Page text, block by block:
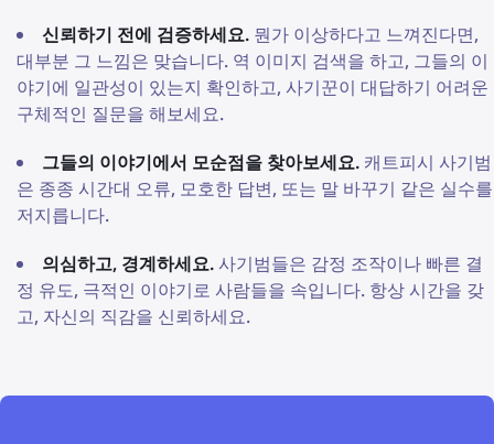
신뢰하기 전에 검증하세요. 뭔가 이상하다고 느껴진다면,
대부분 그 느낌은 맞습니다. 역 이미지 검색을 하고, 그들의 이
야기에 일관성이 있는지 확인하고, 사기꾼이 대답하기 어려운
구체적인 질문을 해보세요.
그들의 이야기에서 모순점을 찾아보세요. 캐트피시 사기범
은 종종 시간대 오류, 모호한 답변, 또는 말 바꾸기 같은 실수를
저지릅니다.
의심하고, 경계하세요.사기범들은 감정 조작이나 빠른 결
정 유도, 극적인 이야기로 사람들을 속입니다. 항상 시간을 갖
고, 자신의 직감을 신뢰하세요.